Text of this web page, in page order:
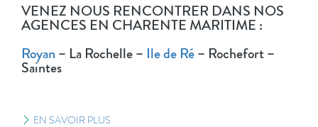
VENEZ NOUS RENCONTRER DANS NOS
AGENCES EN CHARENTE MARITIME :
Royan – La Rochelle – Ile de Ré– Rochefort –
Saintes
EN SAVOIR PLUS